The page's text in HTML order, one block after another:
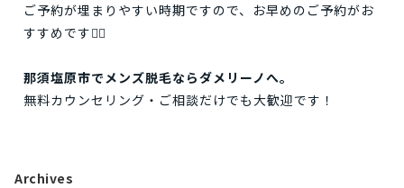
ご予約が埋まりやすい時期ですので、お早めのご予約がお
すすめです🙇‍♂️
那須塩原市でメンズ脱毛ならダメリーノへ。
無料カウンセリング・ご相談だけでも大歓迎です！
Archives